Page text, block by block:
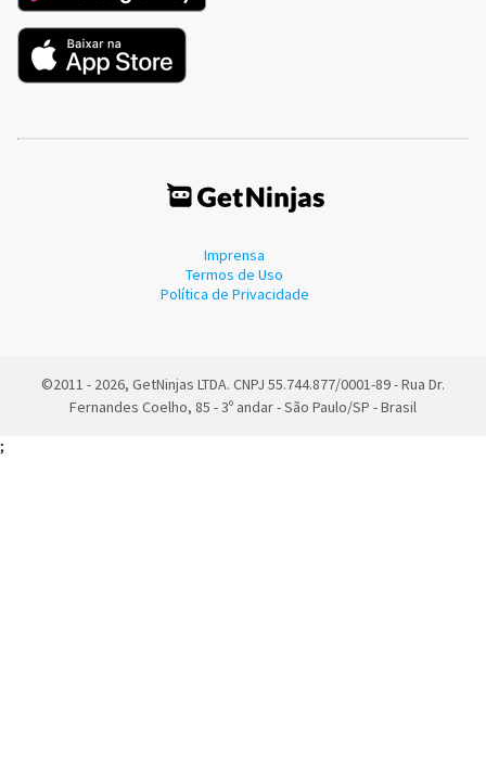
Imprensa
Termos de Uso
Política de Privacidade
©2011 - 2026, GetNinjas LTDA. CNPJ 55.744.877/0001-89 - Rua Dr.
Fernandes Coelho, 85 - 3º andar - São Paulo/SP - Brasil
;